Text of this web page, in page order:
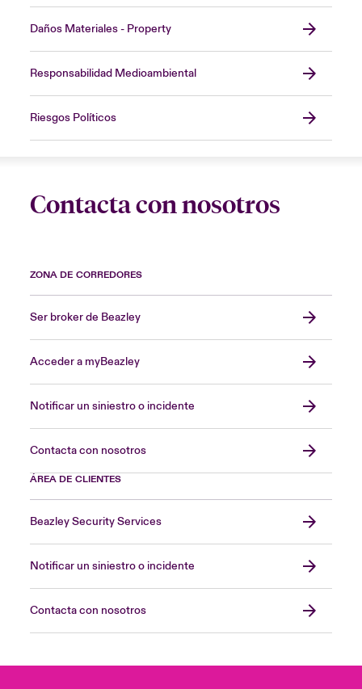
Daños Materiales - Property
Responsabilidad Medioambiental
Riesgos Políticos
Contacta con nosotros
ZONA DE CORREDORES
Ser broker de Beazley
Acceder a myBeazley
Notificar un siniestro o incidente
Contacta con nosotros
ÁREA DE CLIENTES
Beazley Security Services
Notificar un siniestro o incidente
Contacta con nosotros